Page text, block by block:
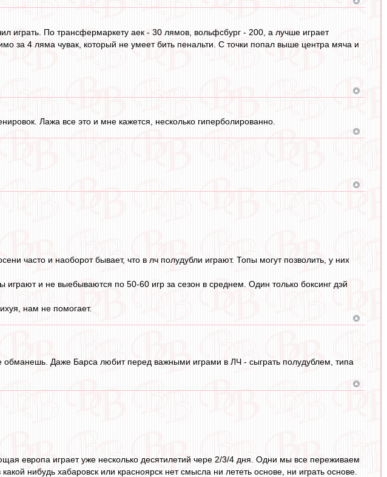
По трансфермаркету аек - 30 лямов, вольфсбург - 200, а лучше играет
за 4 ляма чувак, который не умеет бить пенальти. С точки попал выше центра мяча и
Лажа все это и мне кажется, несколько гиперболированно.
часто и наоборот бывает, что в лч полудубли играют. Топы могут позволить, у них
и не выебываются по 50-60 игр за сезон в среднем. Один только боксинг дэй
нам не помогает.
обманешь. Даже Барса любит перед важными играми в ЛЧ - сыграть полудублем, типа
европа играет уже несколько десятилетий чере 2/3/4 дня. Одни мы все переживаем
нибудь хабаровск или красноярск нет смысла ни лететь основе, ни играть основе.